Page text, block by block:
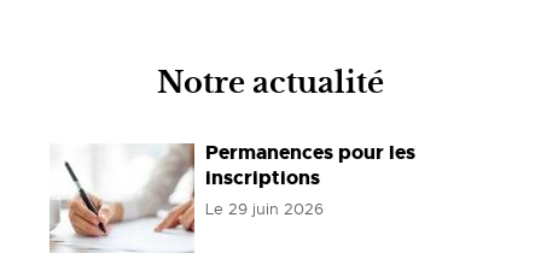
Notre actualité
Permanences pour les
inscriptions
Le 29 juin 2026